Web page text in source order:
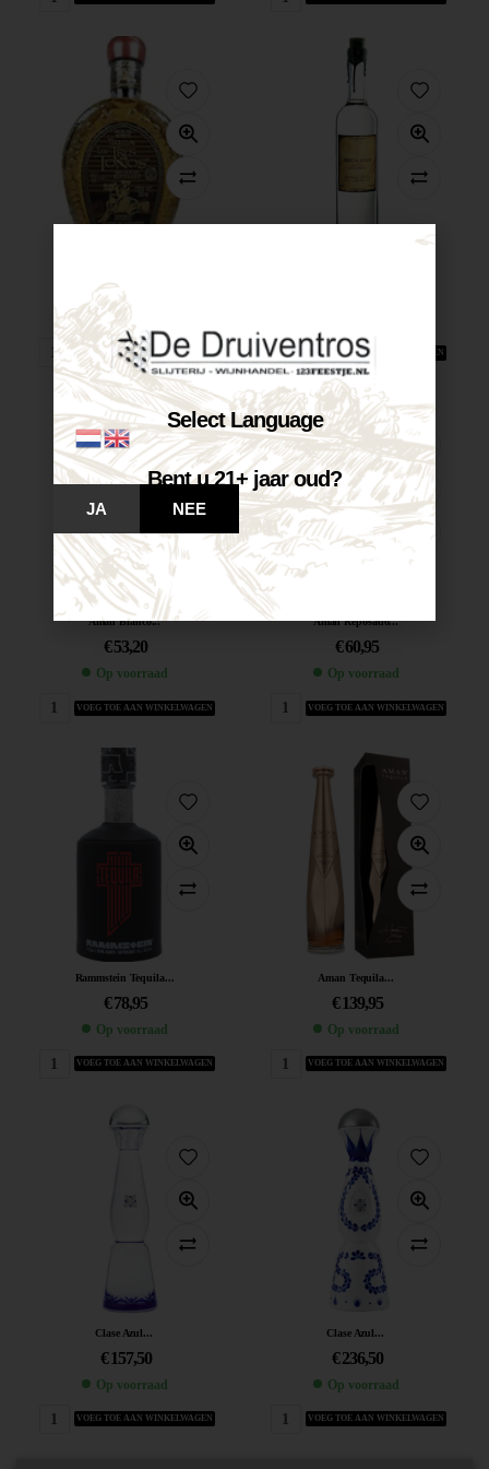
€ 40,70
Op voorraad
VOEG TOE AAN WINKELWAGEN VOEG TOE AAN WINKELWAGEN
Aman Blanco...
€53,20
Op voorraad
VOEG TOE AAN WINKELWAGEN
Aman Reposado...
€60,95
Op voorraad
VOEG TOE AAN WINKELWAGEN
Rammstein Tequila...
€78,95
Op voorraad
VOEG TOE AAN WINKELWAGEN
Aman Tequila...
€ 139,95
Op voorraad
VOEG TOE AAN WINKELWAGEN
Clase Azul...
€ 157,50
Op voorraad
VOEG TOE AAN WINKELWAGEN
Clase Azul...
€ 236,50
Op voorraad
VOEG TOE AAN WINKELWAGEN
Select Language
Bent u 21+ jaar oud?
JA NEE